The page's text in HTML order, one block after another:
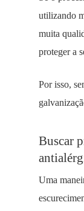
utilizando
muita
proteger a
Por isso,
Buscar
Uma